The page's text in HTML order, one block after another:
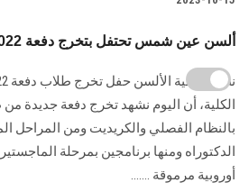
ألسن عين شمس تحتفل بتخرج دفعة 2022/ 2023
الكلية، أن اليوم نشهد تخرج دفعة جديدة من
بالنظام الفصلي والكريديت ومن المراحل
الدكتوراه ومنها برنامجين بمرحلة
أوروبية مرموقة .......